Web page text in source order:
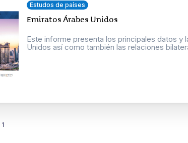
Estudos de países
Emiratos Árabes Unidos
Este informe presenta los principales datos y
Unidos así como también las relaciones
1